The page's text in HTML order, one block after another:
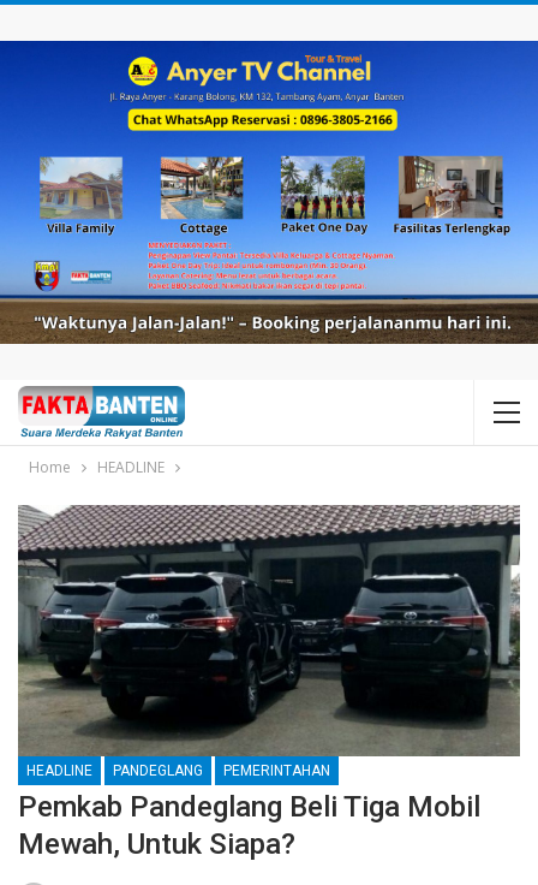
Home HEADLINE
HEADLINE PANDEGLANG PEMERINTAHAN
Pemkab Pandeglang Beli Tiga Mobil
Mewah, Untuk Siapa?